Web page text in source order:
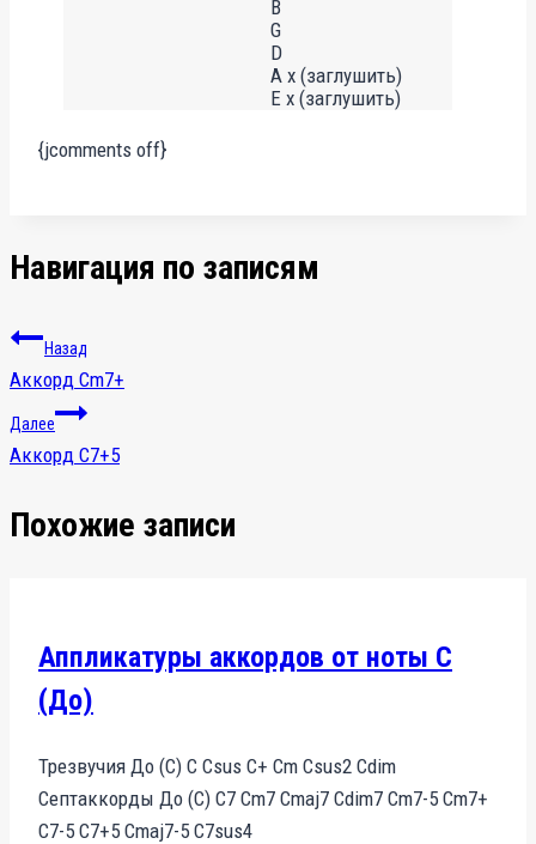
B
G
D
A x (заглушить)
E x (заглушить)
{jcomments off}
Навигация по записям
Назад
Аккорд Cm7+
Далее
Аккорд C7+5
Похожие записи
Аппликатуры аккордов от ноты C
(До)
Трезвучия До (С) С Сsus С+ Сm Сsus2 Сdim
Септаккорды До (С) С7 Сm7 Сmaj7 Сdim7 Сm7-5 Сm7+
С7-5 С7+5 Сmaj7-5 С7sus4